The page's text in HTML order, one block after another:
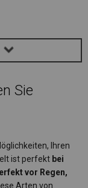
Sie
Ihren
ist perfekt bei
vor Regen,
Arten von